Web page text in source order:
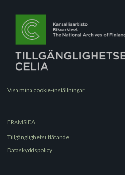
Visa mina cookie-inställningar
FRAMSIDA
Tillgänglighetsutlåtande
Dataskyddspolicy